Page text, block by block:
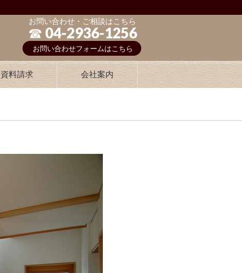
お問い合わせ・ご相談はこちら
☎︎ 04-2936-1256
お問い合わせフォームはこちら
資料請求 会社案内